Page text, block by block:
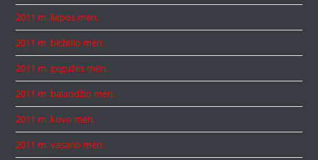
2011 m. liepos mėn.
2011 m. birželio mėn.
2011 m. gegužės mėn.
2011 m. balandžio mėn.
2011 m. kovo mėn.
2011 m. vasario mėn.